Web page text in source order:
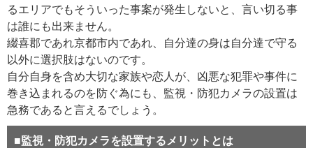
るエリアでもそういった事案が発生しないと、言い切る事
は誰にも出来ません。
綴喜郡であれ京都市内であれ、自分達の身は自分達で守る
以外に選択肢はないのです。
自分自身を含め大切な家族や恋人が、凶悪な犯罪や事件に
巻き込まれるのを防ぐ為にも、監視・防犯カメラの設置は
急務であると言えるでしょう。
■監視・防犯カメラを設置するメリットとは